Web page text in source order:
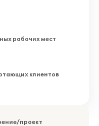
рабочих мест
клиентов
проект